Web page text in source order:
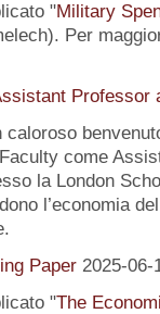
"Military
Per
Professor
caloroso
come
la London
l’economia
Paper 2025-06-
"The